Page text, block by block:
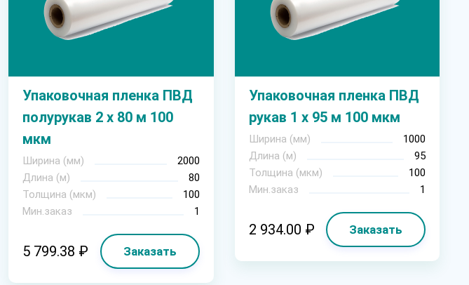
Упаковочная пленка ПВД
полурукав 2 х 80 м 100
мкм
Ширина (мм)
2000
Длина (м)
80
Толщина (мкм)
100
Мин.заказ
1
5 799.38 ₽ Заказать
Упаковочная пленка ПВД
рукав 1 х 95 м 100 мкм
Ширина (мм)
1000
Длина (м)
95
Толщина (мкм)
100
Мин.заказ
1
2 934.00 ₽ Заказать